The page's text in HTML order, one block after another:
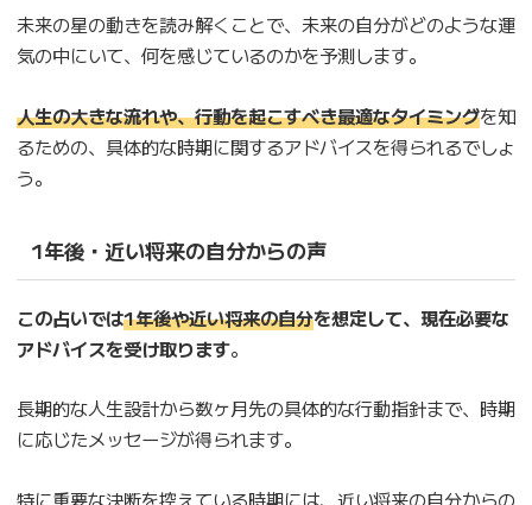
未来の星の動きを読み解くことで、未来の自分がどのような運
気の中にいて、何を感じているのかを予測します。
人生の大きな流れや、行動を起こすべき最適なタイミングを知
るための、具体的な時期に関するアドバイスを得られるでしょ
う。
1年後・近い将来の自分からの声
この占いでは1年後や近い将来の自分を想定して、現在必要な
アドバイスを受け取ります。
長期的な人生設計から数ヶ月先の具体的な行動指針まで、時期
に応じたメッセージが得られます。
特に重要な決断を控えている時期には、近い将来の自分からの